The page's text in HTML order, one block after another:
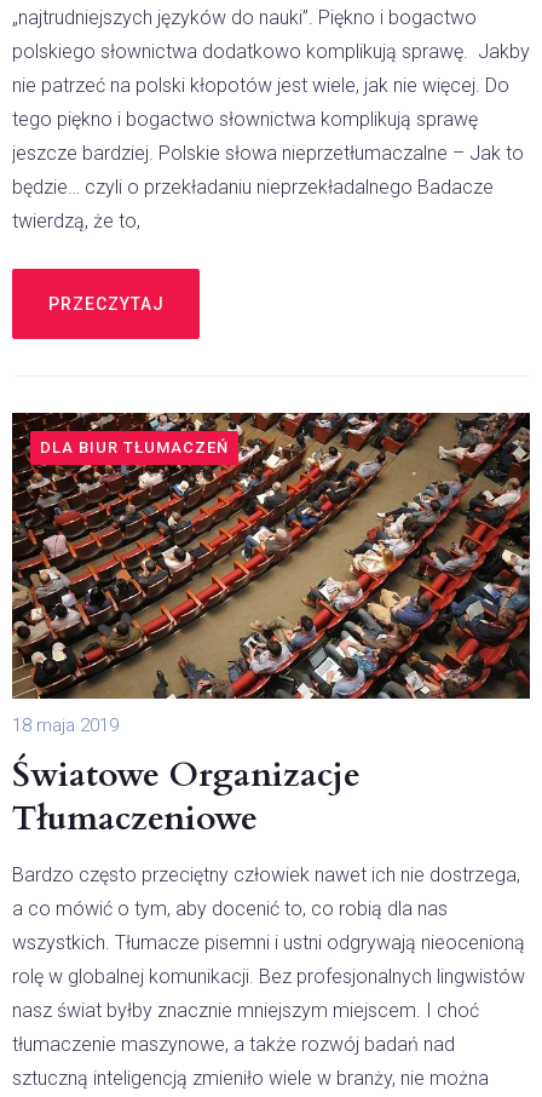
„najtrudniejszych języków do nauki”. Piękno i bogactwo
polskiego słownictwa dodatkowo komplikują sprawę. Jakby
nie patrzeć na polski kłopotów jest wiele, jak nie więcej. Do
tego piękno i bogactwo słownictwa komplikują sprawę
jeszcze bardziej. Polskie słowa nieprzetłumaczalne – Jak to
będzie… czyli o przekładaniu nieprzekładalnego Badacze
twierdzą, że to,
PRZECZYTAJ
DLA BIUR TŁUMACZEŃ
Światowe Organizacje
Tłumaczeniowe
Bardzo często przeciętny człowiek nawet ich nie dostrzega,
a co mówić o tym, aby docenić to, co robią dla nas
wszystkich. Tłumacze pisemni i ustni odgrywają nieocenioną
rolę w globalnej komunikacji. Bez profesjonalnych lingwistów
nasz świat byłby znacznie mniejszym miejscem. I choć
tłumaczenie maszynowe, a także rozwój badań nad
sztuczną inteligencją zmieniło wiele w branży, nie można
18 maja 2019